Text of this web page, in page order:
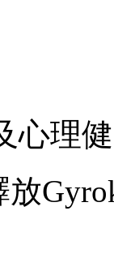
心理